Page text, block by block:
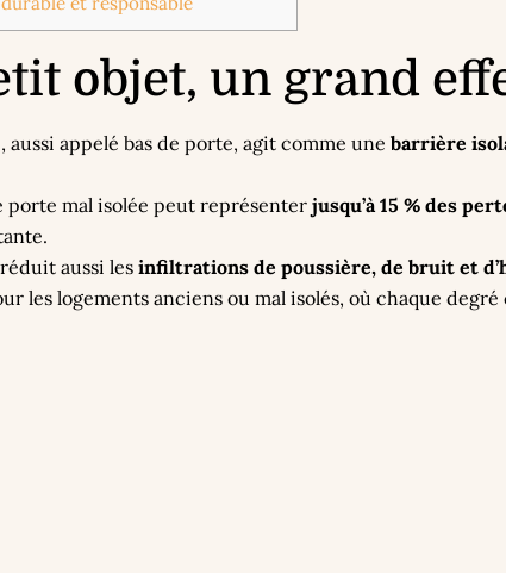
objet, un grand
aussi appelé bas de porte, agit comme unebarrière
porte mal isolée peut représenterjusqu’à 15 % des
aussi lesinfiltrations de poussière, de bruit et
les logements anciens ou mal isolés, où chaque degré